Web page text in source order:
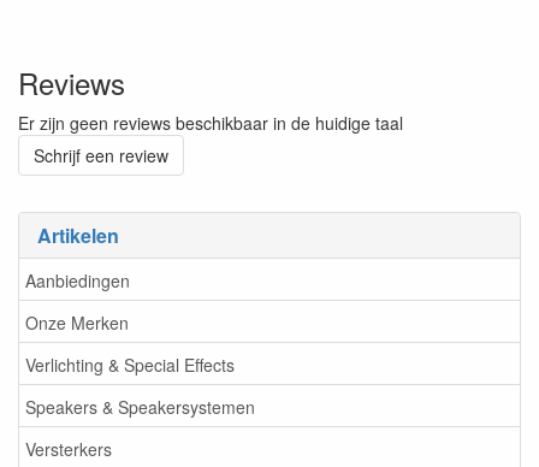
Artikelen
Aanbiedingen
Onze Merken
Verlichting & Special Effects
Speakers & Speakersystemen
Versterkers
Reviews
Er zijn geen reviews beschikbaar in de huidige taal
Schrijf een review